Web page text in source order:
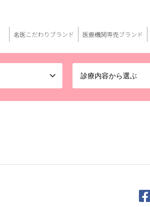
診療内容から選ぶ
名医こだわりブランド 医療機関専売ブランド